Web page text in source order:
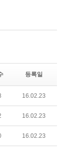
등록일
16.02.23
16.02.23
16.02.23